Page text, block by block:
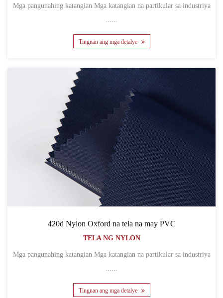
Mga pangunahing katangian Mga katangian na partikular sa industriya
Tingnan ang mga detalye
420d Nylon Oxford na tela na may PVC
TELA NG NYLON
Mga pangunahing katangian Mga katangian na partikular sa industriya
......
Tingnan ang mga detalye